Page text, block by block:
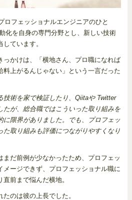
ロフェッショナルエンジニアのひと
化を自身の専門分野とし、新しい技術
ています。
っかけは、「横地さん、プロ職になれば
料上がるんじゃない」という一言だった
技術を家で検証したり、Qiitaや Twitter
たが、総合職ではこういった取り組みを
に限界がありました。でも、プロフェッ
た取り組みも評価につながりやすくなり
まだ前例が少なかったため、プロフェッ
メージできず、プロフェッショナル職に
前まで悩んだ横地。
のは彼の上長でした。